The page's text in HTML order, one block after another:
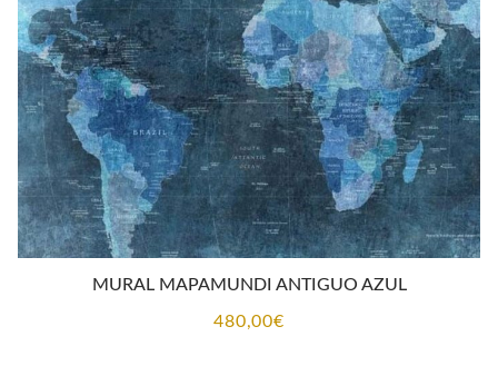
MURAL MAPAMUNDI ANTIGUO AZUL
480,00€